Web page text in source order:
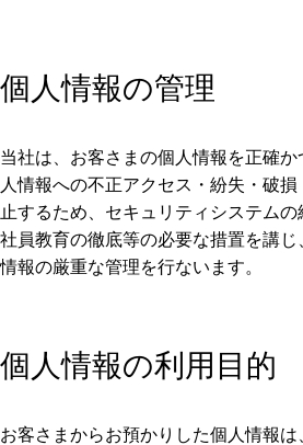
個人情報の管理
当社は、お客さまの個人情報を正確
人情報への不正アクセス・紛失・破
止するため、セキュリティシステムの
社員教育の徹底等の必要な措置を講じ
情報の厳重な管理を行ないます。
個人情報の利用目的
お客さまからお預かりした個人情報